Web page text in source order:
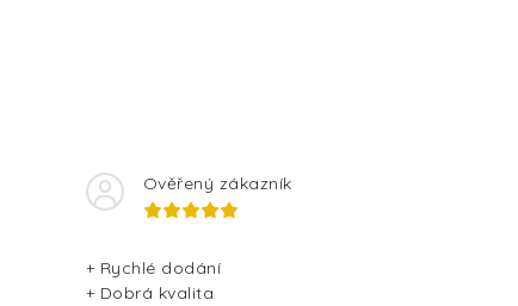
Ověřený zákazník
+ Rychlé dodání
+ Dobrá kvalita